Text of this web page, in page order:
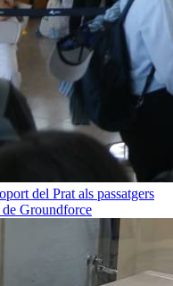
del Prat als passatgers
Groundforce